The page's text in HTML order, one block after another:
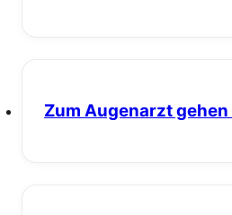
Zum Augenarzt gehen